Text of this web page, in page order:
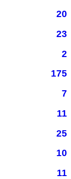
20
23
2
175
7
11
25
10
11